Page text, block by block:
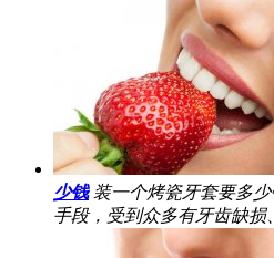
少钱 装一个烤瓷牙套要多
手段，受到众多有牙齿缺损